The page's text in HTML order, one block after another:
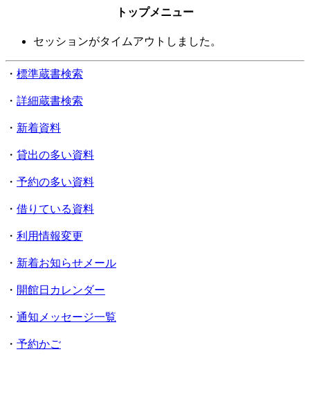
トップメニュー
セッションがタイムアウトしました。
・ 標準蔵書検索
・ 詳細蔵書検索
・ 新着資料
・ 貸出の多い資料
・ 予約の多い資料
・ 借りている資料
・ 利用情報変更
・ 新着お知らせメール
・ 開館日カレンダー
・ 通知メッセージ一覧
・ 予約かご